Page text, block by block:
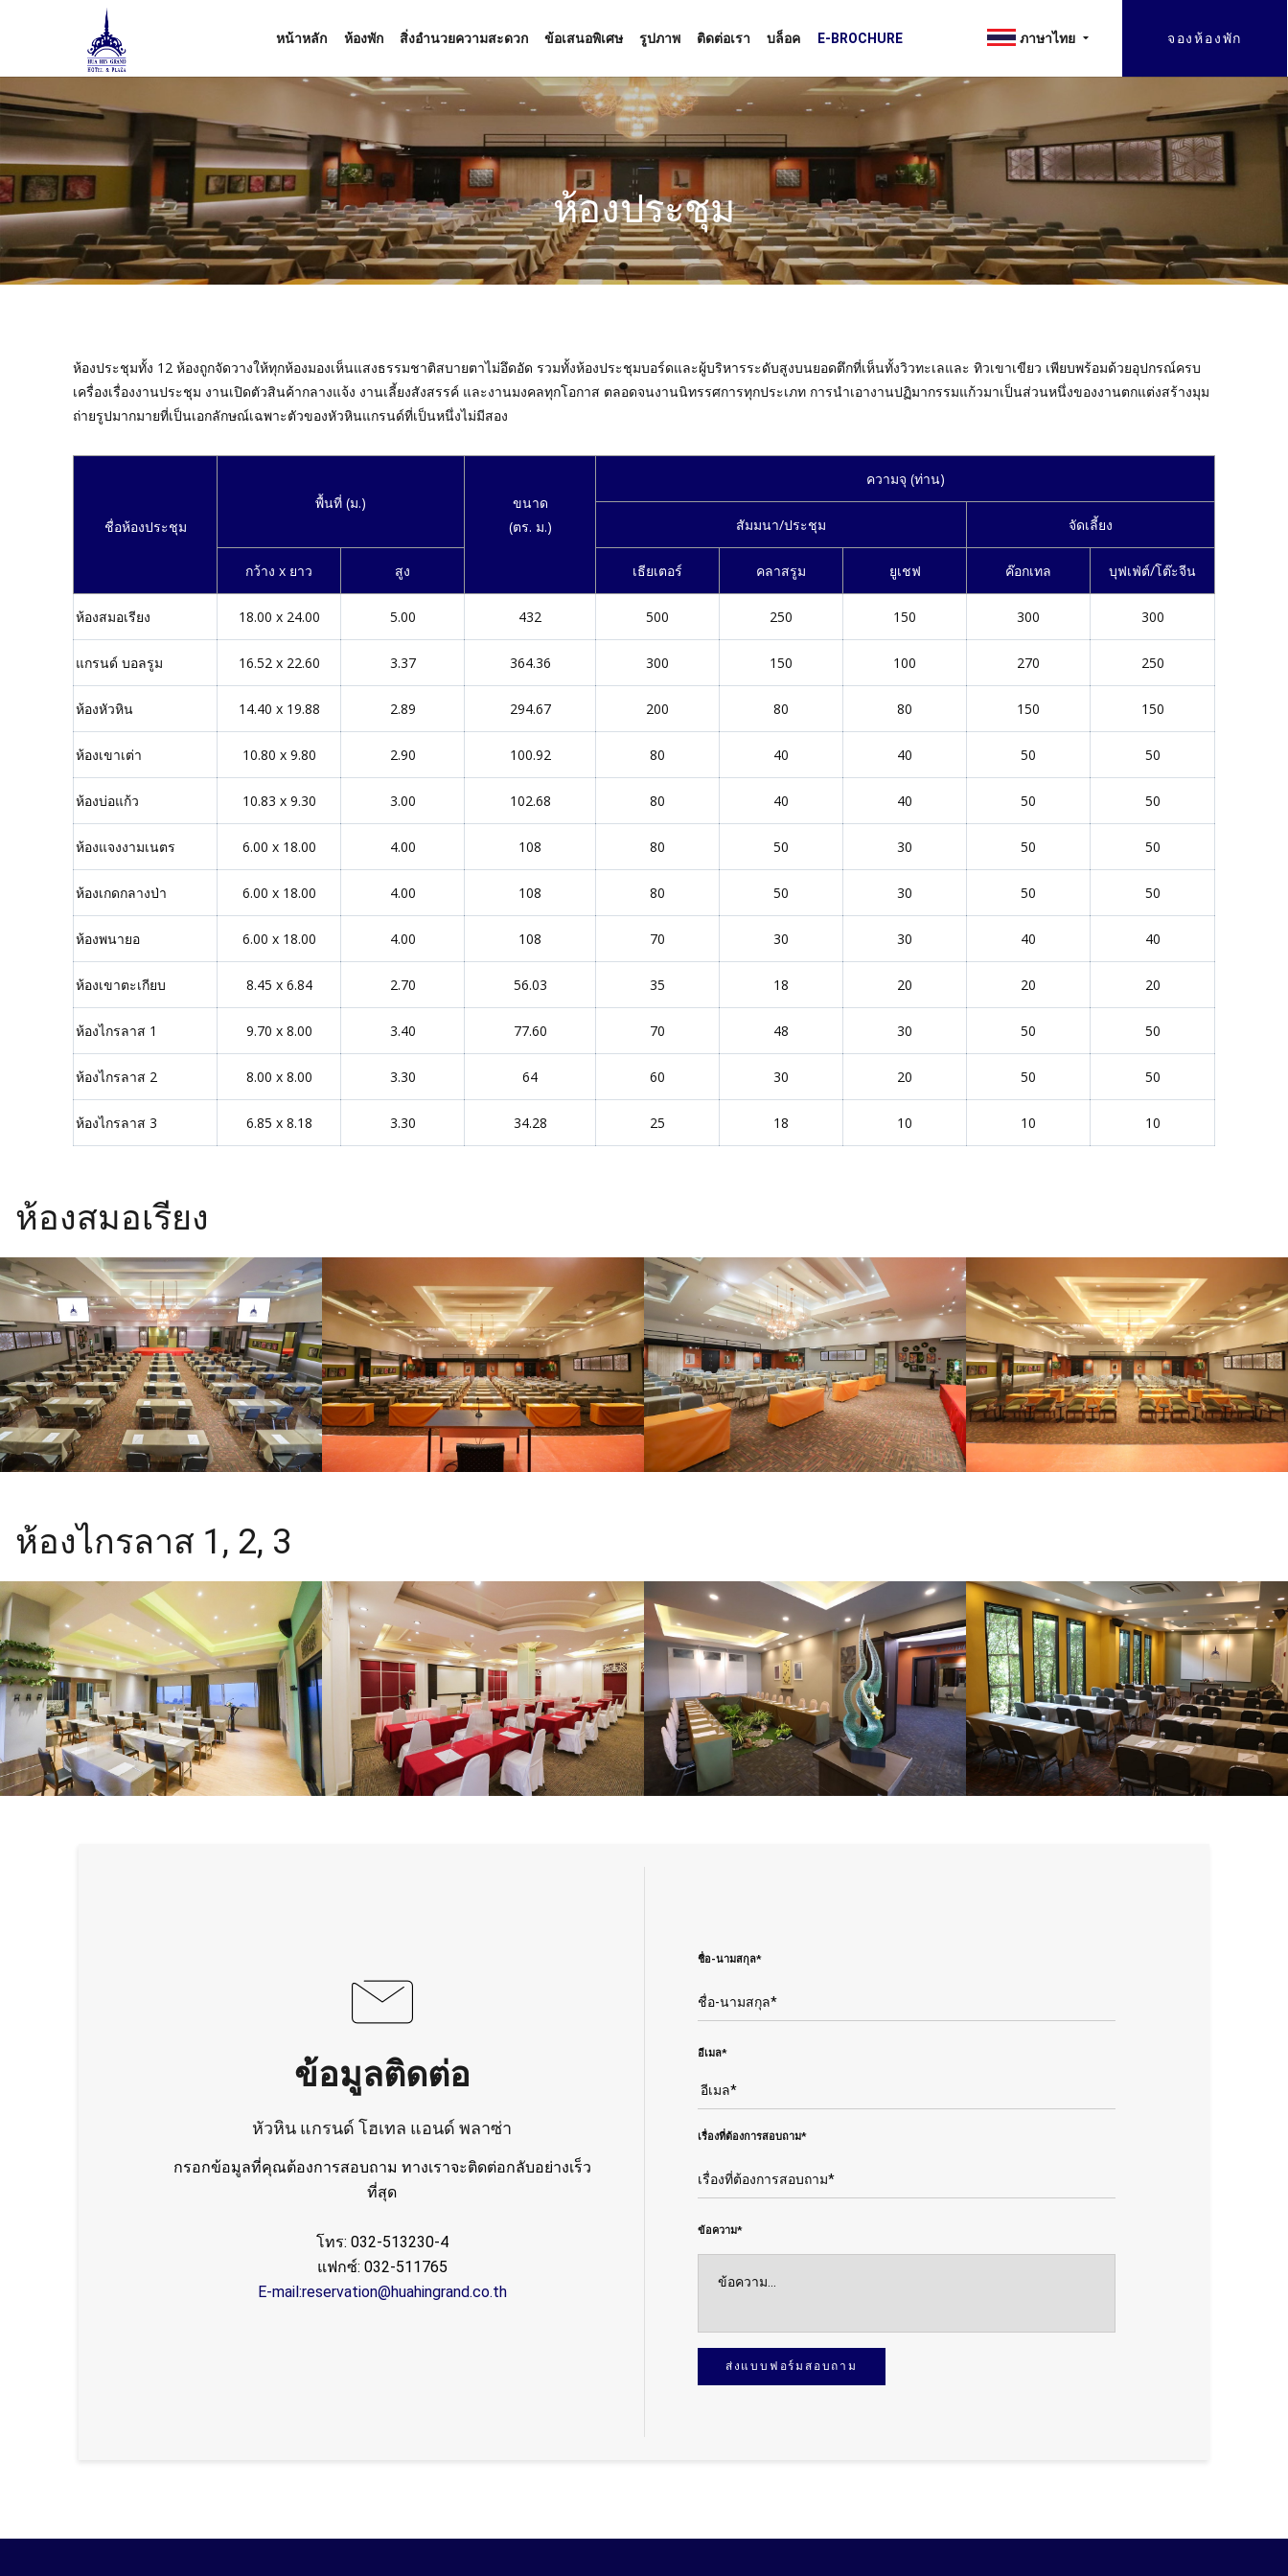
หน้าหลัก ห้องพัก สิ่งอำนวยความสะดวก ข้อเสนอพิเศษ รูปภาพ ติดต่อเรา บล็อค E-BROCHURE ภาษาไทย จองห้องพัก
ห้องประชุม
ห้องประชุมทั้ง 12 ห้องถูกจัดวางให้ทุกห้องมองเห็นแสงธรรมชาติสบายตาไม่อึดอัด รวมทั้งห้องประชุมบอร์ดและผู้บริหารระดับสูงบนยอดตึกที่เห็นทั้งวิวทะเลและ ทิวเขาเขียว เพียบพร้อมด้วยอุปกรณ์ครบ
เครื่องเรื่องงานประชุม งานเปิดตัวสินค้ากลางแจ้ง งานเลี้ยงสังสรรค์ และงานมงคลทุกโอกาส ตลอดจนงานนิทรรศการทุกประเภท การนำเอางานปฏิมากรรมแก้วมาเป็นส่วนหนึ่งของงานตกแต่งสร้างมุม
ถ่ายรูปมากมายที่เป็นเอกลักษณ์เฉพาะตัวของหัวหินแกรนด์ที่เป็นหนึ่งไม่มีสอง
ชื่อห้องประชุม
พื้นที่ (ม.)
ขนาด
(ตร. ม.)
ความจุ (ท่าน)
สัมมนา/ประชุม จัดเลี้ยง
กว้าง x ยาว สูง เธียเตอร์ คลาสรูม ยูเชฟ ค๊อกเทล บุฟเฟ่ต์/โต๊ะจีน
ห้องสมอเรียง 18.00 x 24.00 5.00 432 500 250 150 300 300
แกรนด์ บอลรูม 16.52 x 22.60 3.37 364.36 300 150 100 270 250
ห้องหัวหิน 14.40 x 19.88 2.89 294.67 200 80 80 150 150
ห้องเขาเต่า 10.80 x 9.80 2.90 100.92 80 40 40 50 50
ห้องบ่อแก้ว 10.83 x 9.30 3.00 102.68 80 40 40 50 50
ห้องแจงงามเนตร 6.00 x 18.00 4.00 108 80 50 30 50 50
ห้องเกดกลางป่า 6.00 x 18.00 4.00 108 80 50 30 50 50
ห้องพนายอ 6.00 x 18.00 4.00 108 70 30 30 40 40
ห้องเขาตะเกียบ 8.45 x 6.84 2.70 56.03 35 18 20 20 20
ห้องไกรลาส 1 9.70 x 8.00 3.40 77.60 70 48 30 50 50
ห้องไกรลาส 2 8.00 x 8.00 3.30 64 60 30 20 50 50
ห้องไกรลาส 3 6.85 x 8.18 3.30 34.28 25 18 10 10 10
ห้องสมอเรียง
ห้องไกรลาส 1, 2, 3
ข้อมูลติดต่อ
หัวหิน แกรนด์ โฮเทล แอนด์ พลาซ่า
กรอกข้อมูลที่คุณต้องการสอบถาม ทางเราจะติดต่อกลับอย่างเร็ว
ที่สุด
โทร: 032-513230-4
แฟกซ์: 032-511765
E-mail:reservation@huahingrand.co.th
ชื่อ-นามสกุล*
อีเมล*
เรื่องที่ต้องการสอบถาม*
ข้อความ*
ส่งแบบฟอร์มสอบถาม